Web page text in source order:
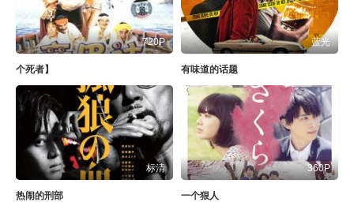
720P
个死者】
蓝光
有味道的话题
标清
热闹的刑部
360P
一个狠人